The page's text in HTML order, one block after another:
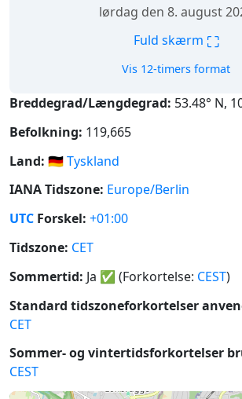
lørdag den 8. august
Fuld skærm ⛶
Vis 12-timers format
Breddegrad/Længdegrad: 53.48° N,
Befolkning: 119,665
Land: 🇩🇪Tyskland
IANA Tidszone: Europe/Berlin
UTC Forskel: +01:00
Tidszone: CET
Sommertid: Ja ✅ (Forkortelse: CEST)
Standard tidszoneforkortelser
CET
Sommer- og vintertidsforkortelser
CEST